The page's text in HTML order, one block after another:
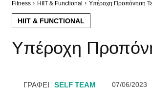
Fitness HIIT & Functional Υπέροχη Προπόνηση
HIIT & FUNCTIONAL
Υπέροχη
ΓΡΑΦΕΙ SELF TEAM 07/06/2023